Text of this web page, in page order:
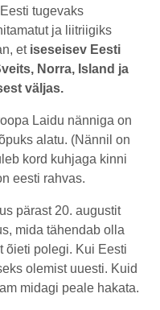
tugevaks
ja liitriigiks
etiseseisev Eesti
Norra, Island ja
väljas.
Laidu nänniga on
alatu. (Nännil on
kord kuhjaga kinni
eesti rahvas.
pärast 20. augustit
mida tähendab olla
õieti polegi. Kui Eesti
olemist uuesti. Kuid
midagi peale hakata.